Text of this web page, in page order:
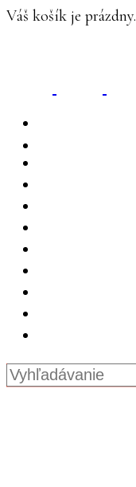
Váš košík je prázdny.